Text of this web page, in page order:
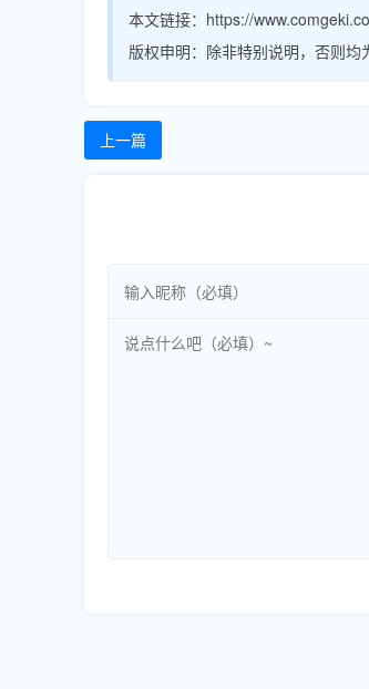
本文链接： https://
版权申明： 除非特别说明，否则均
上一篇